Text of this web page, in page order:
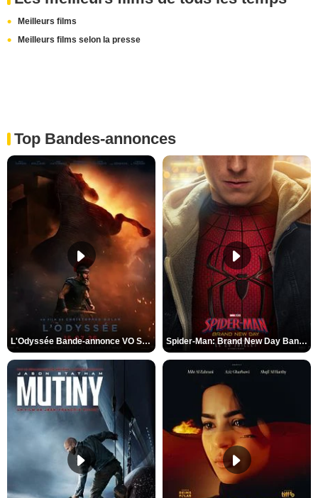
Meilleurs films
Meilleurs films selon la presse
Top Bandes-annonces
L'Odyssée Bande-annonce VO STFR Spider-Man: Brand New Day Bande-annonce VO STFR